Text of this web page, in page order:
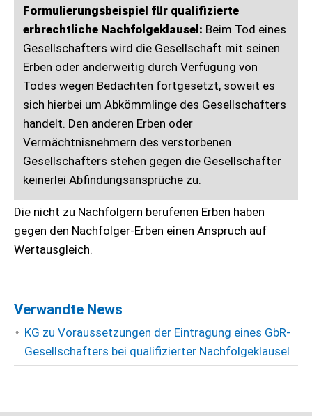
Formulierungsbeispiel für qualifizierte
erbrechtliche Nachfolgeklausel: Beim Tod eines
Gesellschafters wird die Gesellschaft mit seinen
Erben oder anderweitig durch Verfügung von
Todes wegen Bedachten fortgesetzt, soweit es
sich hierbei um Abkömmlinge des Gesellschafters
handelt. Den anderen Erben oder
Vermächtnisnehmern des verstorbenen
Gesellschafters stehen gegen die Gesellschafter
keinerlei Abfindungsansprüche zu.
Die nicht zu Nachfolgern berufenen Erben haben
gegen den Nachfolger-Erben einen Anspruch auf
Wertausgleich.
Verwandte News
KG zu Voraussetzungen der Eintragung eines GbR-
Gesellschafters bei qualifizierter Nachfolgeklausel